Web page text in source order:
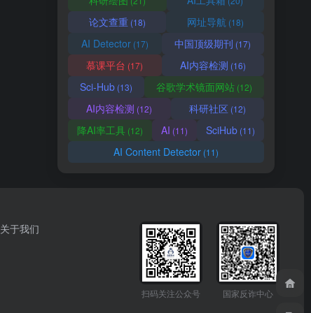
论文查重(18) 网址导航 (18)
AI Detector(17) 中国顶级期刊 (17)
慕课平台 (17) AI内容检测 (16)
Sci-Hub (13) 谷歌学术镜面网站 (12)
AI内容检测 (12) 科研社区(12)
降AI率工具 (12) AI (11) SciHub (11)
AI Content Detector (11)
关于我们
扫码关注公众号 国家反诈中心